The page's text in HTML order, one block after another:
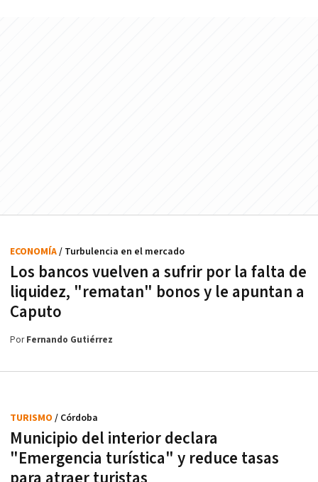
Los bancos vuelven a sufrir por la falta de
liquidez, "rematan" bonos y le apuntan a
Caputo
ECONOMÍA/ Turbulencia en el mercado
PorFernando Gutiérrez
Municipio del interior declara
"Emergencia turística" y reduce tasas
TURISMO / Córdoba